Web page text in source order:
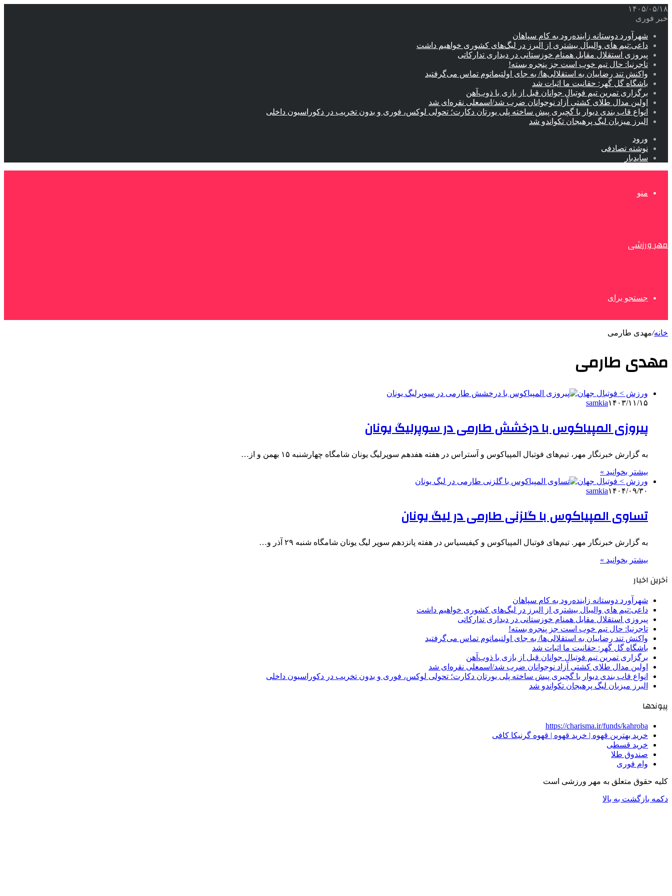
۱۴۰۵/۰۵/۱۸
خبر فوری
شهرآورد دوستانه زاینده‌رود به کام سپاهان
داعی:تیم های والیبال بیشتری از البرز در لیگ‌های کشوری خواهیم داشت
پیروزی استقلال مقابل همنام خوزستانی در دیداری تدارکاتی
تاجرنیا: حال تیم خوب است جز پنجره بسته!
واکنش تند رضاییان به استقلالی‌ها/ به جای اولتیماتوم تماس می‌گرفتید
باشگاه گل گهر: حقانیت ما اثبات شد
برگزاری تمرین تیم فوتبال جوانان قبل از بازی با ذوب‌آهن
اولین مدال طلای کشتی آزاد نوجوانان ضرب شد/اسمعلی نقره‌ای شد
انواع قاب بندی دیوار با گچبری پیش ساخته پلی یورتان دکارت؛ تحولی لوکس، فوری و بدون تخریب در دکوراسیون داخلی
البرز میزبان لیگ پرهیجان تکواندو شد
ورود
نوشته تصادفی
سایدبار
منو
مهر ورزشی
جستجو برای
خانه/مهدی طارمی
مهدی طارمی
ورزش > فوتبال جهان
samkia۱۴۰۳/۱۱/۱۵
پیروزی المپیاکوس با درخشش طارمی در سوپرلیگ یونان
به گزارش خبرنگار مهر، تیم‌های فوتبال المپیاکوس و آستراس در هفته هفدهم سوپرلیگ یونان شامگاه چهارشنبه ۱۵ بهمن و از…
بیشتر بخوانید »
ورزش > فوتبال جهان
samkia۱۴۰۴/۰۹/۳۰
تساوی المپیاکوس با گلزنی طارمی در لیگ یونان
به گزارش خبرنگار مهر. تیم‌های فوتبال المپیاکوس و کیفیسیاس در هفته پانزدهم سوپر لیگ یونان شامگاه شنبه ۲۹ آذر و…
بیشتر بخوانید »
آخرین اخبار
شهرآورد دوستانه زاینده‌رود به کام سپاهان
داعی:تیم های والیبال بیشتری از البرز در لیگ‌های کشوری خواهیم داشت
پیروزی استقلال مقابل همنام خوزستانی در دیداری تدارکاتی
تاجرنیا: حال تیم خوب است جز پنجره بسته!
واکنش تند رضاییان به استقلالی‌ها/ به جای اولتیماتوم تماس می‌گرفتید
باشگاه گل گهر: حقانیت ما اثبات شد
برگزاری تمرین تیم فوتبال جوانان قبل از بازی با ذوب‌آهن
اولین مدال طلای کشتی آزاد نوجوانان ضرب شد/اسمعلی نقره‌ای شد
انواع قاب بندی دیوار با گچبری پیش ساخته پلی یورتان دکارت؛ تحولی لوکس، فوری و بدون تخریب در دکوراسیون داخلی
البرز میزبان لیگ پرهیجان تکواندو شد
پیوندها
https://charisma.ir/funds/kahroba
خرید بهترین قهوه | خرید قهوه | قهوه گرنیکا کافی
خرید قسطی
صندوق طلا
وام فوری
کلیه حقوق متعلق به مهر ورزشی است
دکمه بازگشت به بالا